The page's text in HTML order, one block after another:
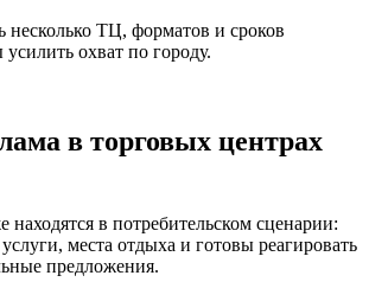
ТЦ, форматов и сроков
охват по городу.
в торговых центрах
в потребительском сценарии:
места отдыха и готовы реагировать
предложения.